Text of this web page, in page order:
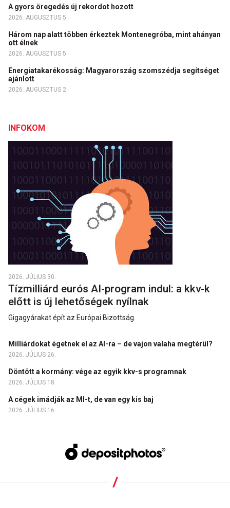
A gyors öregedés új rekordot hozott
2026. AUGUSZTUS 5.
Három nap alatt többen érkeztek Montenegróba, mint ahányan
ott élnek
2026. AUGUSZTUS 5.
Energiatakarékosság: Magyarország szomszédja segítséget
ajánlott
2026. AUGUSZTUS 2.
INFOKOM
2026. JÚLIUS 30.
Tízmilliárd eurós AI-program indul: a kkv-k
előtt is új lehetőségek nyílnak
Gigagyárakat épít az Európai Bizottság.
Milliárdokat égetnek el az AI-ra – de vajon valaha megtérül?
2026. JÚLIUS 26.
Döntött a kormány: vége az egyik kkv-s programnak
2026. JÚLIUS 18.
A cégek imádják az MI-t, de van egy kis baj
2026. JÚLIUS 16.